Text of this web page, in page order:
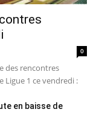
0
des rencontres
Ligue 1 ce vendredi :
en baisse de